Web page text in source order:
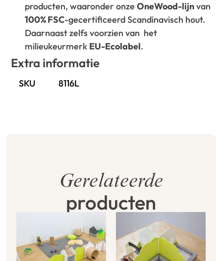
producten, waaronder onzeOneWood-lijnvan
100% FSC-gecertificeerd Scandinavisch hout.
Daarnaast zelfs voorzien van het
milieukeurmerk EU-Ecolabel.
Extra informatie
SKU 8116L
Gerelateerde
producten